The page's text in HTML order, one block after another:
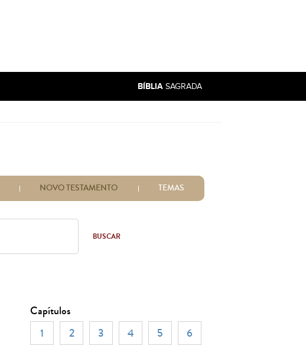
BÍBLIA SAGRADA
NOVO TESTAMENTO TEMAS
BUSCAR
Capítulos
1
2 3 4 5
6